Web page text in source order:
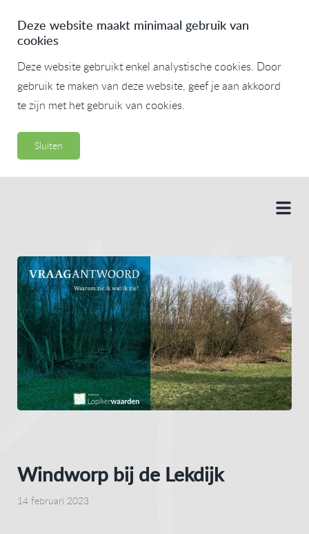
Deze website maakt minimaal gebruik van
cookies
Deze website gebruikt enkel analystische cookies. Door
gebruik te maken van deze website, geef je aan akkoord
te zijn met het gebruik van cookies.
Sluiten
Windworp bij de Lekdijk
14 februari 2023